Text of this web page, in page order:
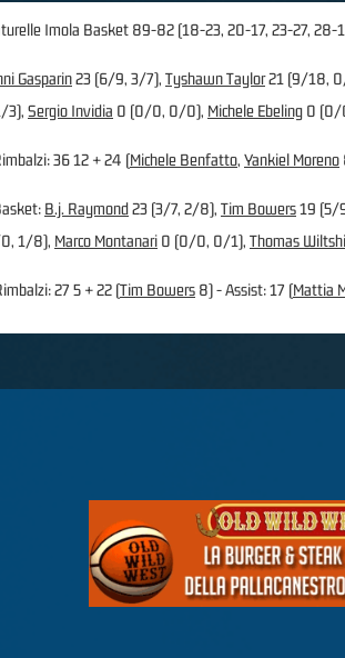
Imola Basket 89-82 (18-23, 20-17, 23-27, 28-
Gasparin23 (6/9, 3/7), Tyshawn Taylor21 (9/18,
3), Sergio Invidia 0 (0/0, 0/0), Michele Ebeling 0 (0/
36 12 + 24 (Michele Benfatto, Yankiel Moreno
B.j. Raymond23 (3/7, 2/8), Tim Bowers19 (5/
1/8), Marco Montanari 0 (0/0, 0/1), Thomas
27 5 + 22 (Tim Bowers 8) - Assist: 17 (Mattia